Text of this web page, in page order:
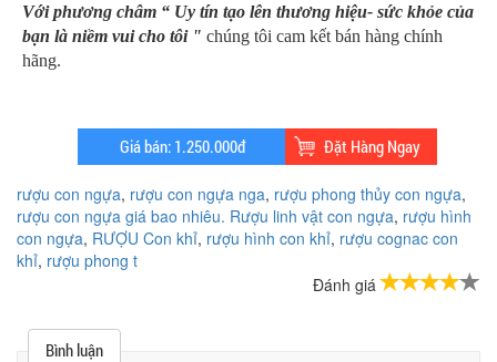
Với phương châm “ Uy tín tạo lên thương hiệu- sức khỏe của
bạn là niềm vui cho tôi " chúng tôi cam kết bán hàng chính
hãng.
rượu con ngựa, rượu con ngựa nga, rượu phong thủy con ngựa,
rượu con ngựa giá bao nhiêu. Rượu linh vật con ngựa, rượu hình
con ngựa, RƯỢU Con khỉ, rượu hình con khỉ, rượu cognac con
khỉ, rượu phong t
Đánh giá
Bình luận